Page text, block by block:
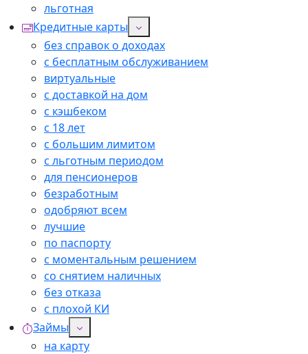
льготная
Кредитные карты
без справок о доходах
с бесплатным обслуживанием
виртуальные
с доставкой на дом
с кэшбеком
с 18 лет
с большим лимитом
с льготным периодом
для пенсионеров
безработным
одобряют всем
лучшие
по паспорту
с моментальным решением
со снятием наличных
без отказа
с плохой КИ
Займы
на карту